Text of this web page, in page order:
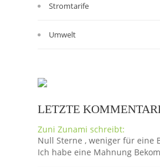
Stromtarife
Umwelt
LETZTE
Zuni Zunami schreibt:
Null Sterne , weniger für eine
Ich habe eine Mahnung